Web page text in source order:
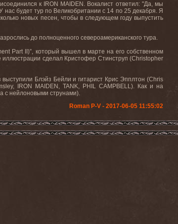
к IRON MAIDEN . Вокалист ответил: "Да, мы
будет тур по Великобритании с 14 по 25 декабря. Я
новых песен, чтобы в следующем году выпустить
до полноценного североамериканского тура.
Part II)”, который вышел в марте на его собственном
сделал Кристофер Стинструп (Christopher
Блэйз Бейли и гитарист Крис Эпплтон (Chris
IRON MAIDEN, TANK, PHIL CAMPBELL). Как и на
с нейлоновыми струнами).
Roman P-V - 2017-06-05 11:55:02